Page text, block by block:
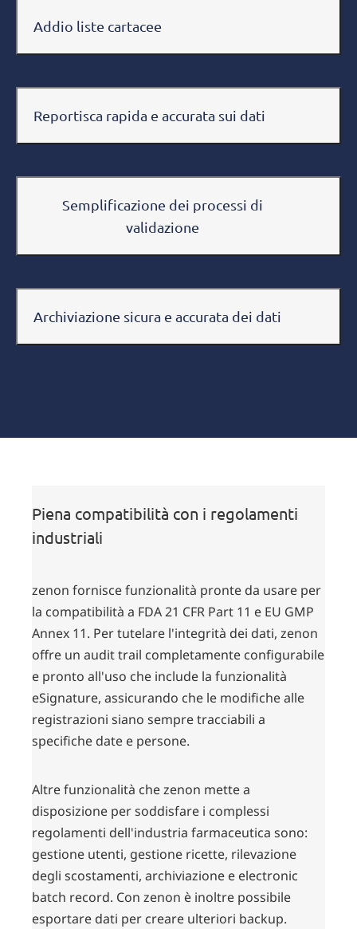
Addio liste cartacee
Reportisca rapida e accurata sui dati
Semplificazione dei processi di
validazione
Archiviazione sicura e accurata dei dati
Piena compatibilità con i regolamenti
industriali
zenon fornisce funzionalità pronte da usare per
la compatibilità a FDA 21 CFR Part 11 e EU GMP
Annex 11. Per tutelare l'integrità dei dati, zenon
offre un audit trail completamente configurabile
e pronto all'uso che include la funzionalità
eSignature, assicurando che le modifiche alle
registrazioni siano sempre tracciabili a
specifiche date e persone.
Altre funzionalità che zenon mette a
disposizione per soddisfare i complessi
regolamenti dell'industria farmaceutica sono:
gestione utenti, gestione ricette, rilevazione
degli scostamenti, archiviazione e electronic
batch record. Con zenon è inoltre possibile
esportare dati per creare ulteriori backup.